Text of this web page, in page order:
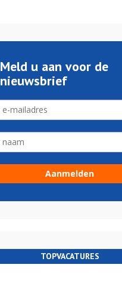
Meld u aan voor de
nieuwsbrief
TOPVACATURES